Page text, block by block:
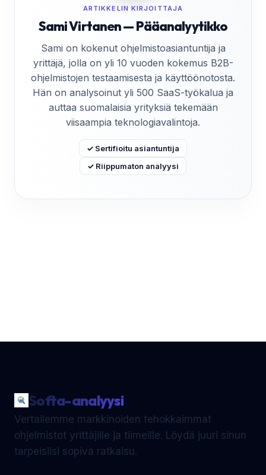
ARTIKKELIN KIRJOITTAJA
Sami Virtanen — Pääanalyytikko
Sami on kokenut ohjelmistoasiantuntija ja
yrittäjä, jolla on yli 10 vuoden kokemus B2B-
ohjelmistojen testaamisesta ja käyttöönotosta.
Hän on analysoinut yli 500 SaaS-työkalua ja
auttaa suomalaisia yrityksiä tekemään
viisaampia teknologiavalintoja.
✓ Sertifioitu asiantuntija
✓ Riippumaton analyysi
Softa-analyysi
Vertailemme markkinoiden tehokkaimmat
ohjelmistot yrittäjille ja tiimeille. Löydä juuri sinun
tarpeisiisi sopiva ratkaisu.